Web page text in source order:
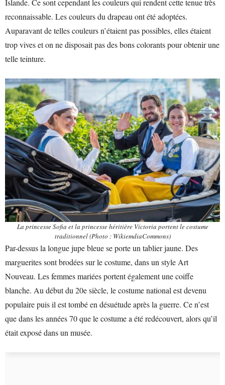
reconnaissable. Les couleurs du drapeau ont été adoptées.
Auparavant de telles couleurs n’étaient pas possibles, elles étaient
trop vives et on ne disposait pas des bons colorants pour obtenir une
telle teinture.
La princesse Sofia et la princesse héritière Victoria portent le costume
traditionnel (Photo : WikiemdiaCommons)
Par-dessus la longue jupe bleue se porte un tablier jaune. Des
marguerites sont brodées sur le costume, dans un style Art
Nouveau. Les femmes mariées portent également une coiffe
blanche. Au début du 20e siècle, le costume national est devenu
populaire puis il est tombé en désuétude après la guerre. Ce n’est
que dans les années 70 que le costume a été redécouvert, alors qu’il
était exposé dans un musée.